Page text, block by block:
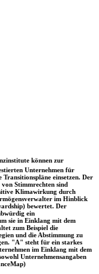
können zur
Unternehmen für
einsetzen. Der
Stimmrechten sind
Klimawirkung durch
im Hinblick
bewertet. Der
ein
sie in Einklang mit dem
zum Beispiel die
und die Abstimmung zu
"A" steht für ein starkes
im Einklang mit dem
Unternehmensangaben